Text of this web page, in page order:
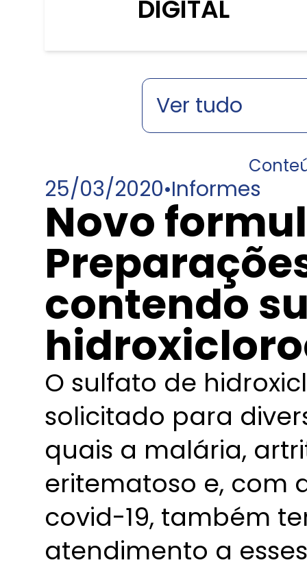
DIGITAL
25/03/2020•Informes
Novo
contendo
O sulfato de
solicitado para
quais a malária,
eritematoso e, com
covid-19, também
atendimento a